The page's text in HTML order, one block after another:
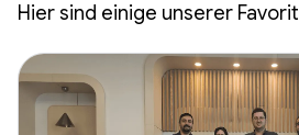
Hier sind einige unserer